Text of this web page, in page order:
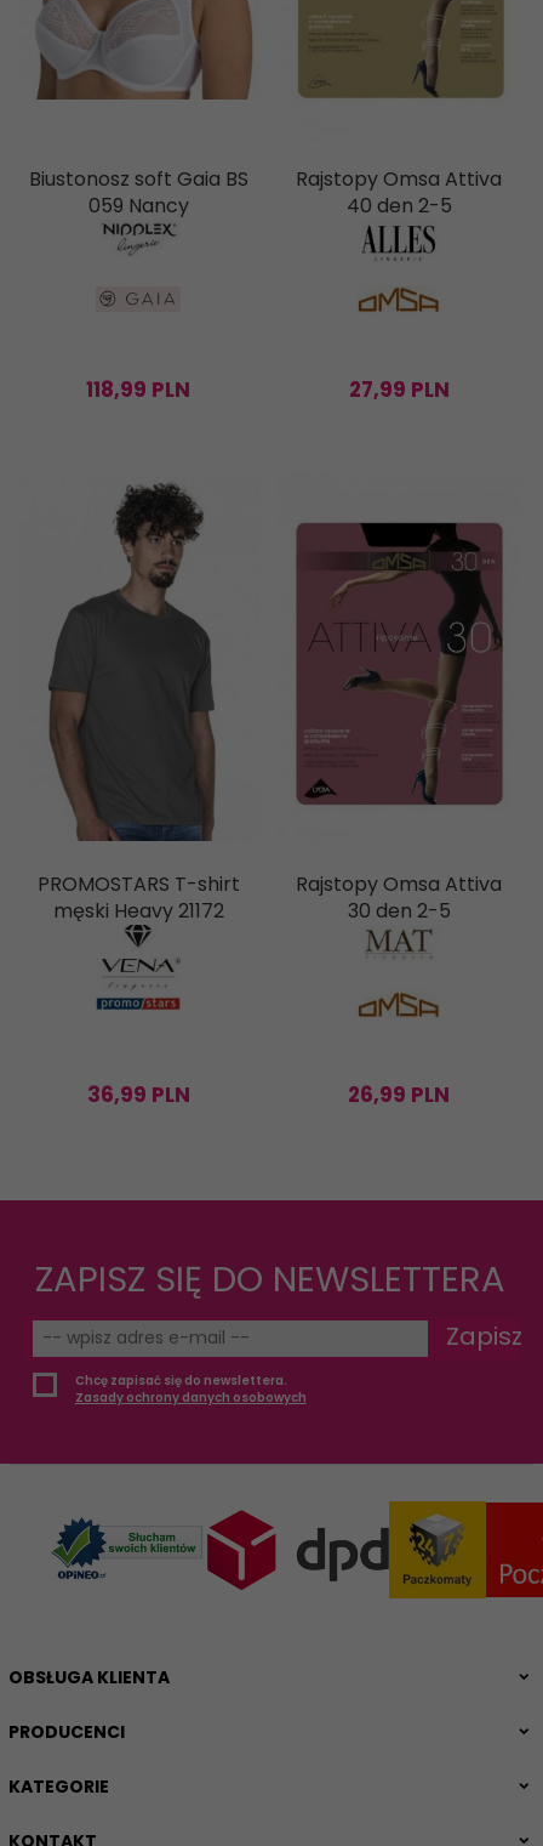
Biustonosz soft Gaia BS
059 Nancy
118,99 PLN
Rajstopy Omsa Attiva
40 den 2-5
27,99 PLN
PROMOSTARS T-shirt
męski Heavy 21172
36,99 PLN
Rajstopy Omsa Attiva
30 den 2-5
26,99 PLN
ZAPISZ SIĘ DO NEWSLETTERA
Zapisz
Chcę zapisać się do newslettera.
Zasady ochrony danych osobowych
OBSŁUGA KLIENTA
PRODUCENCI
KATEGORIE
KONTAKT